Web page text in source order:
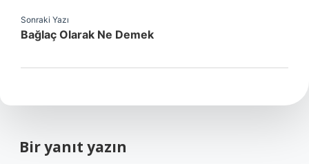
Sonraki Yazı
Bağlaç Olarak Ne Demek
Bir yanıt yazın